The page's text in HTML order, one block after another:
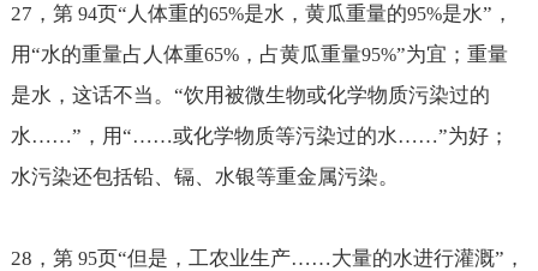
27 ，第94页“人体重的65%是水，黄瓜重量的95%是水”，
用“水的重量占人体重65%，占黄瓜重量95%”为宜；重量
是水，这话不当。“饮用被微生物或化学物质污染过的
水……”，用“……或化学物质等污染过的水……”为好；
水污染还包括铅、镉、水银等重金属污染。
28 ，第95页“但是，工农业生产……大量的水进行灌溉”，